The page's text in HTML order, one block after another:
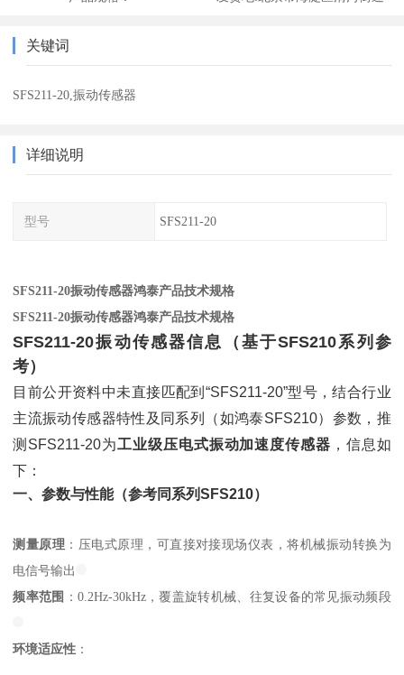
关键词
SFS211-20,振动传感器
详细说明
型号 SFS211-20
SFS211-20振动传感器鸿泰产品技术规格
SFS211-20振动传感器鸿泰产品技术规格
SFS211-20振动传感器信息（基于SFS210系列参
考）
目前公开资料中未直接匹配到“SFS211-20”型号，结合行业
主流振动传感器特性及同系列（如鸿泰SFS210）参数，推
测SFS211-20为工业级压电式振动加速度传感器 ，信息如
下：
一、参数与性能（参考同系列SFS210）
测量原理 ：压电式原理，可直接对接现场仪表，将机械振动转换为
电信号输出
频率范围 ：0.2Hz-30kHz，覆盖旋转机械、往复设备的常见振动频段
环境适应性 ：